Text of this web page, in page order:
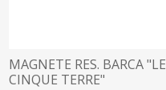
MAGNETE RES. BARCA "LE
CINQUE TERRE"